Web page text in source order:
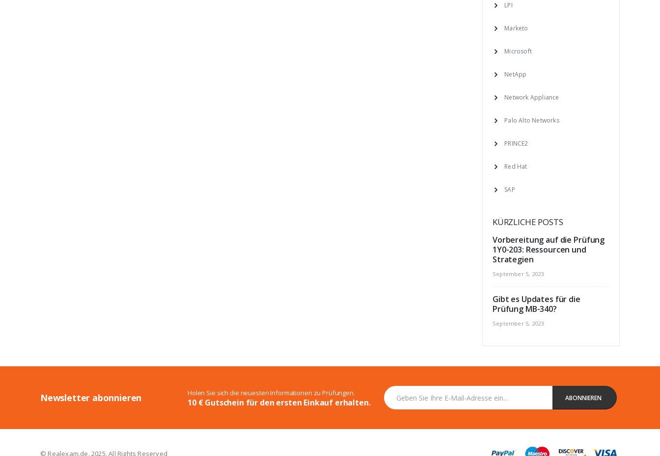
LPI
Marketo
Microsoft
NetApp
Network Appliance
Palo Alto Networks
PRINCE2
Red Hat
SAP
KÜRZLICHE POSTS
Vorbereitung auf die Prüfung
1Y0-203: Ressourcen und
Strategien
September 5, 2023
Gibt es Updates für die
Prüfung MB-340?
September 5, 2023
Newsletter abonnieren Holen Sie sich die neuesten Informationen zu Prüfungen.
10 € Gutschein für den ersten Einkauf erhalten.
© Realexam.de. 2025. All Rights Reserved